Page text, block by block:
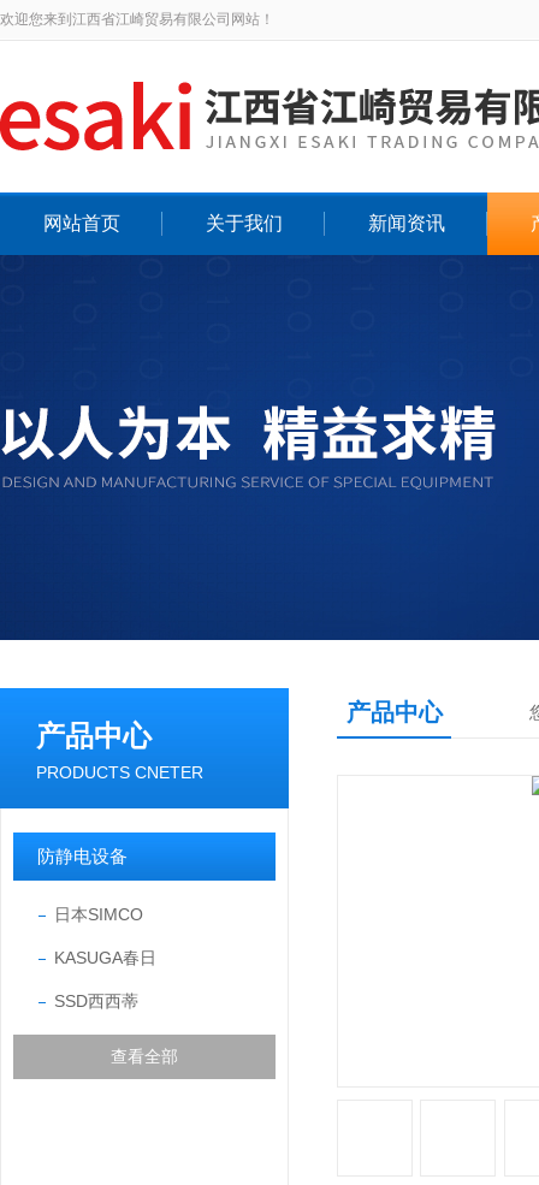
欢迎您来到江西省江崎贸易有限公司网站！
网站首页 关于我们 新闻资讯
产品中心
PRODUCTS CNETER
防静电设备
日本SIMCO
KASUGA春日
SSD西西蒂
查看全部
产品中心